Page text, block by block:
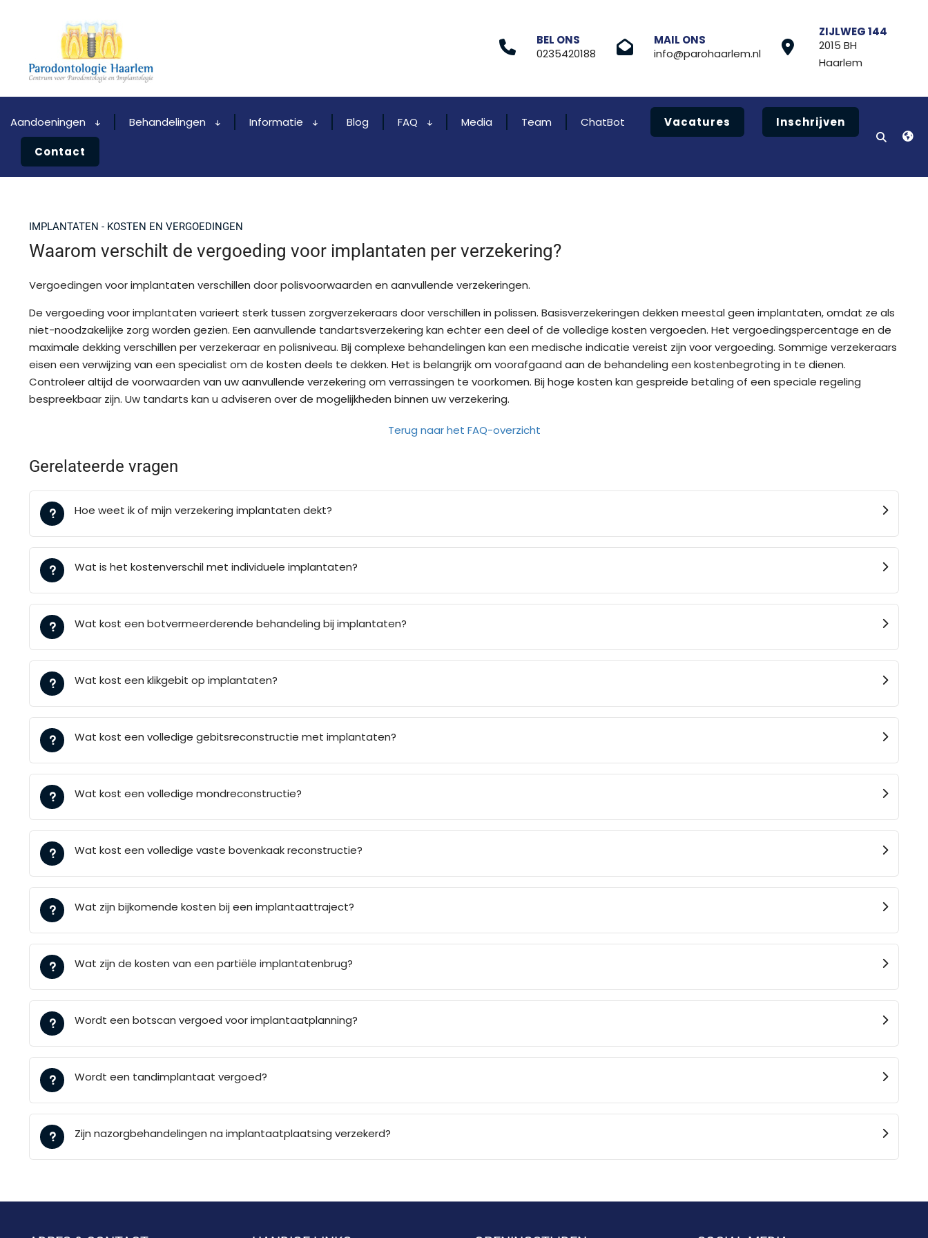
BEL ONS
0235420188
MAIL ONS
info@parohaarlem.nl
ZIJLWEG 144
2015 BH
Haarlem
Aandoeningen Behandelingen Informatie Blog FAQ Media Team ChatBot Vacatures Inschrijven
Contact
IMPLANTATEN - KOSTEN EN VERGOEDINGEN
Waarom verschilt de vergoeding voor implantaten per verzekering?
Vergoedingen voor implantaten verschillen door polisvoorwaarden en aanvullende verzekeringen.
De vergoeding voor implantaten varieert sterk tussen zorgverzekeraars door verschillen in polissen. Basisverzekeringen dekken meestal geen implantaten, omdat ze als
niet-noodzakelijke zorg worden gezien. Een aanvullende tandartsverzekering kan echter een deel of de volledige kosten vergoeden. Het vergoedingspercentage en de
maximale dekking verschillen per verzekeraar en polisniveau. Bij complexe behandelingen kan een medische indicatie vereist zijn voor vergoeding. Sommige verzekeraars
eisen een verwijzing van een specialist om de kosten deels te dekken. Het is belangrijk om voorafgaand aan de behandeling een kostenbegroting in te dienen.
Controleer altijd de voorwaarden van uw aanvullende verzekering om verrassingen te voorkomen. Bij hoge kosten kan gespreide betaling of een speciale regeling
bespreekbaar zijn. Uw tandarts kan u adviseren over de mogelijkheden binnen uw verzekering.
Terug naar het FAQ-overzicht
Gerelateerde vragen
Hoe weet ik of mijn verzekering implantaten dekt?
Wat is het kostenverschil met individuele implantaten?
Wat kost een botvermeerderende behandeling bij implantaten?
Wat kost een klikgebit op implantaten?
Wat kost een volledige gebitsreconstructie met implantaten?
Wat kost een volledige mondreconstructie?
Wat kost een volledige vaste bovenkaak reconstructie?
Wat zijn bijkomende kosten bij een implantaattraject?
Wat zijn de kosten van een partiële implantatenbrug?
Wordt een botscan vergoed voor implantaatplanning?
Wordt een tandimplantaat vergoed?
Zijn nazorgbehandelingen na implantaatplaatsing verzekerd?